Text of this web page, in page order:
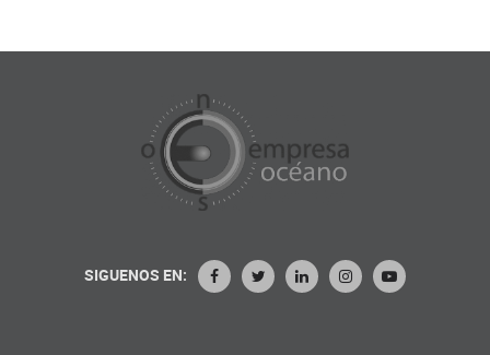
SIGUENOS EN: